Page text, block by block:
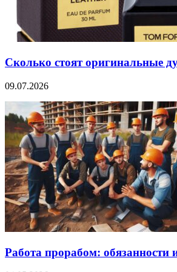
Сколько стоят оригинальные
09.07.2026
Работа прорабом: